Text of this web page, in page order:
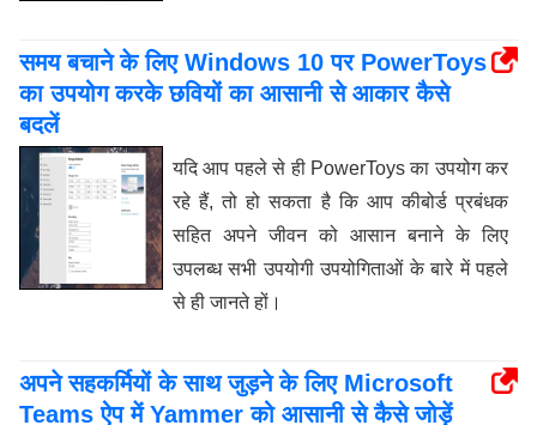
समय बचाने के लिए Windows 10 पर PowerToys
का उपयोग करके छवियों का आसानी से आकार कैसे
बदलें
यदि आप पहले से ही PowerToys का उपयोग कर
रहे हैं, तो हो सकता है कि आप कीबोर्ड प्रबंधक
सहित अपने जीवन को आसान बनाने के लिए
उपलब्ध सभी उपयोगी उपयोगिताओं के बारे में पहले
से ही जानते हों।
अपने सहकर्मियों के साथ जुड़ने के लिए Microsoft
Teams ऐप में Yammer को आसानी से कैसे जोड़ें